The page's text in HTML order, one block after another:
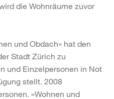
die Wohnräume zuvor
und Obdach» hat den
Stadt Zürich zu
und Einzelpersonen in Not
stellt. 2008
«Wohnen und